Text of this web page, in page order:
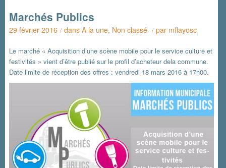
Marchés Publics
29 février 2016 / dansA la une, Non classé / par mflayosc
Le marché « Acquisition d’une scène mobile pour le service culture et
festivités » vient d’être publié sur le profil d’acheteur dela commune.
Date limite de réception des offres : vendredi 18 mars 2016 à 17h00.